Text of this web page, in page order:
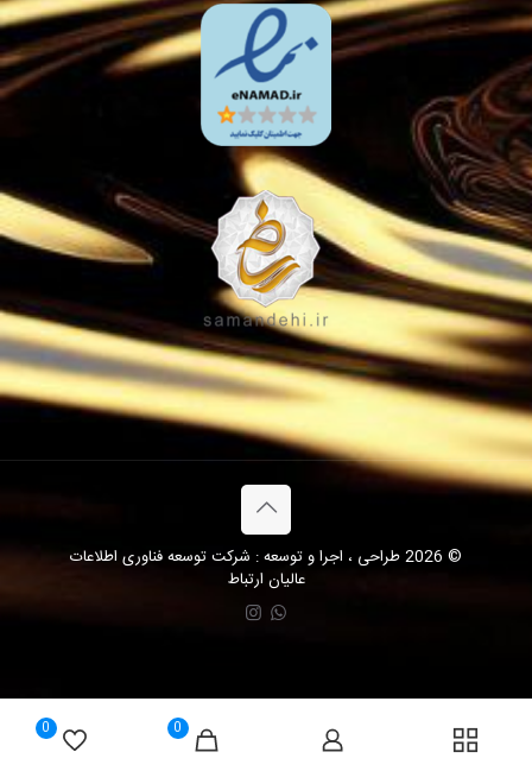
© 2026 طراحی ، اجرا و توسعه : شرکت توسعه فناوری اطلاعات
عالیان ارتباط
0
0